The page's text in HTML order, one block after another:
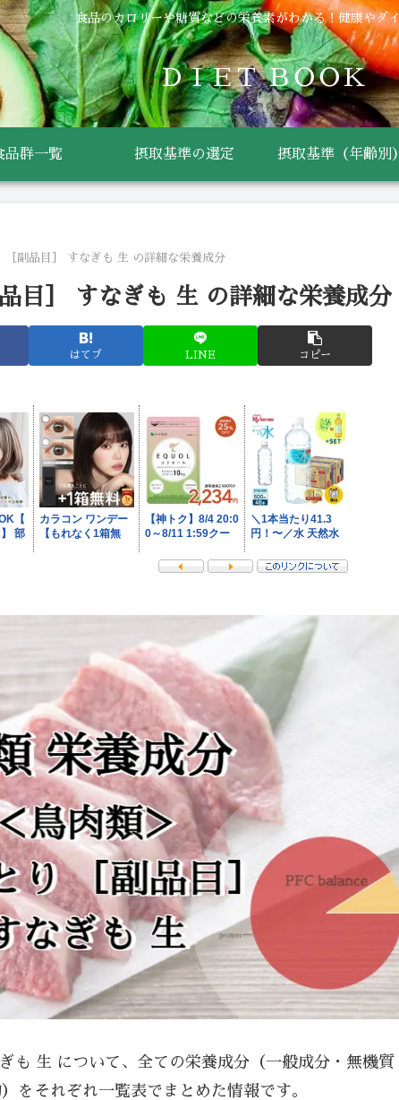
食品のカロリーや糖質などの栄養素がわかる！健康やダ
ＤＩＥＴ ＢＯＯＫ
品群一覧 摂取基準の選定 摂取基準（年齢別）
［副品目］ すなぎも 生 の詳細な栄養成分
目］ すなぎも 生 の詳細な栄養成分
はてブ LINE コピー
も 生 について、全ての栄養成分（一般成分・無機質
をそれぞれ一覧表でまとめた情報です。